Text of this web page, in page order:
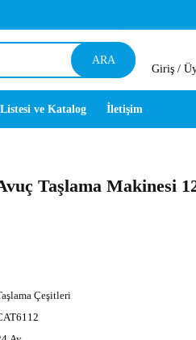
ARA
Giriş /
ve Katalog İletişim
Taşlama Makinesi
Çeşitleri